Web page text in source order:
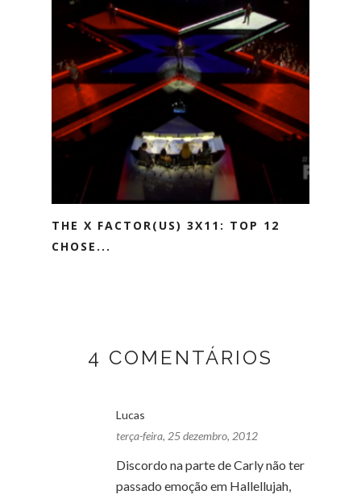
THE X FACTOR(US) 3X11: TOP 12
CHOSE...
4 COMENTÁRIOS
Lucas
terça-feira, 25 dezembro, 2012
Discordo na parte de Carly não ter
passado emoção em Hallellujah,